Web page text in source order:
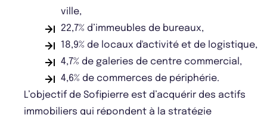
ville,
22,7% d’immeubles de bureaux,
18,9% de locaux d'activité et de logistique,
4,7% de galeries de centre commercial,
4,6% de commerces de périphérie.
L’objectif de Sofipierre est d’acquérir des actifs
immobiliers qui répondent à la stratégie